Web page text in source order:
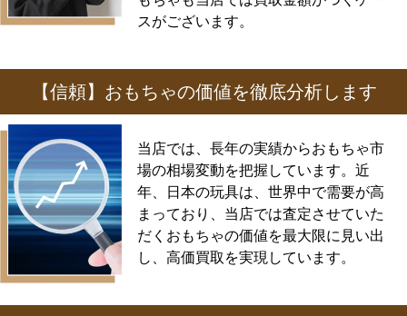
スがございます。
【信頼】おもちゃの価値を徹底分析します
当店では、長年の実績からおもちゃ市
場の相場変動を把握しています。近
年、日本の玩具は、世界中で需要が高
まっており、当店では査定させていた
だくおもちゃの価値を最大限に見い出
し、高価買取を実現しています。